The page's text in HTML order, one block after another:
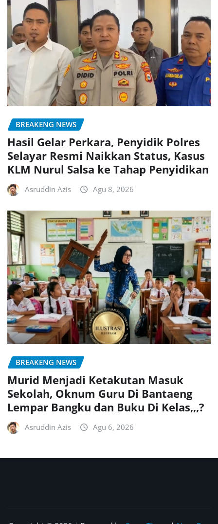
BREAKENG NEWS
Hasil Gelar Perkara, Penyidik Polres
Selayar Resmi Naikkan Status, Kasus
KLM Nurul Salsa ke Tahap Penyidikan
Asruddin Azis Agu 8, 2026
BREAKENG NEWS
Murid Menjadi Ketakutan Masuk
Sekolah, Oknum Guru Di Bantaeng
Lempar Bangku dan Buku Di Kelas,,,?
Asruddin Azis Agu 6, 2026